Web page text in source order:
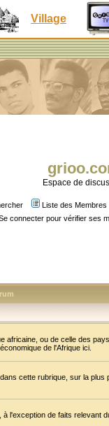
Village
Espace de
Liste des Membres
connecter pour vérifier ses
ou de celle des
de l'Afrique ici.
cette rubrique, sur la plus
l'exception de faits relevant